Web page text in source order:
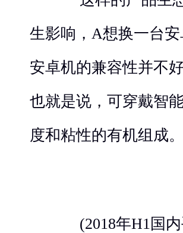
生影响，A想换一台
安卓机的兼容性并不
也就是说，可穿戴智
度和粘性的有机组成。
(2018年H1国内